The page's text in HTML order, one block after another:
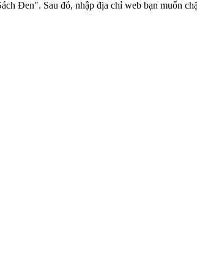
Đen". Sau đó, nhập địa chỉ web bạn muốn